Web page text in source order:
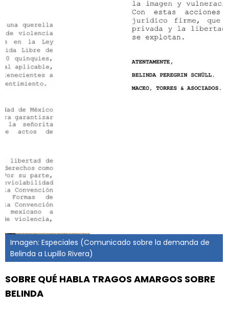
Imagen: Especiales (Comunicado sobre la demanda de
Belinda a Lupillo Rivera)
SOBRE QUÉ HABLA TRAGOS AMARGOS SOBRE
BELINDA